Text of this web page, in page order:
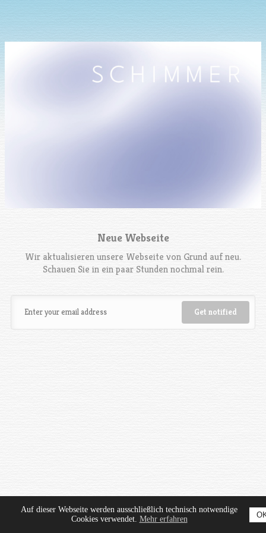
Neue Webseite
Wir aktualisieren unsere Webseite von Grund auf neu.
Schauen Sie in ein paar Stunden nochmal rein.
Auf dieser Webseite werden ausschließlich technisch notwendige
Cookies verwendet. Mehr erfahren